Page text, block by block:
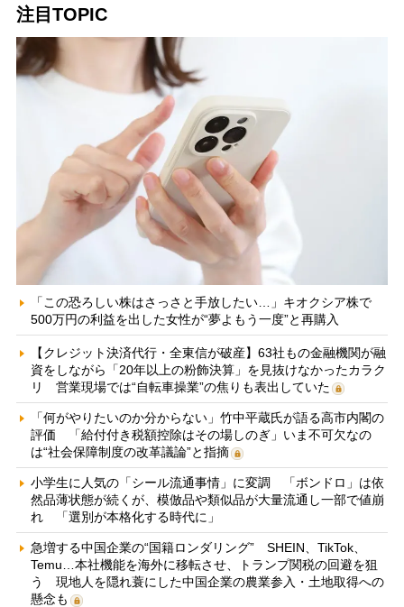
注目TOPIC
「この恐ろしい株はさっさと手放したい…」キオクシア株で
500万円の利益を出した女性が“夢よもう一度”と再購入
【クレジット決済代行・全東信が破産】63社もの金融機関が融
資をしながら「20年以上の粉飾決算」を見抜けなかったカラク
リ 営業現場では“自転車操業”の焦りも表出していた
「何がやりたいのか分からない」竹中平蔵氏が語る高市内閣の
評価 「給付付き税額控除はその場しのぎ」いま不可欠なの
は“社会保障制度の改革議論”と指摘
小学生に人気の「シール流通事情」に変調 「ボンドロ」は依
然品薄状態が続くが、模倣品や類似品が大量流通し一部で値崩
れ 「選別が本格化する時代に」
急増する中国企業の“国籍ロンダリング” SHEIN、TikTok、
Temu…本社機能を海外に移転させ、トランプ関税の回避を狙
う 現地人を隠れ蓑にした中国企業の農業参入・土地取得への
懸念も